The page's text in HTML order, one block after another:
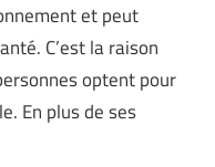
et peut
C’est la raison
optent pour
En plus de ses